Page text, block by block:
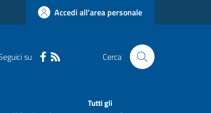
Accedi all'area personale
su Cerca
Tutti gli